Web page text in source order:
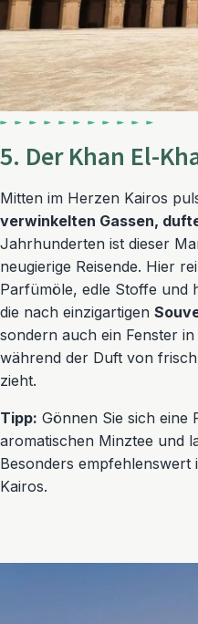
5. Der Khan El-
Mitten im Herzen Kairos
verwinkelten Gassen,
Jahrhunderten ist dieser
neugierige Reisende. Hier
Parfümöle, edle Stoffe und
die nach einzigartigen
sondern auch ein Fenster
während der Duft von
zieht.
Tipp: Gönnen Sie sich eine
aromatischen Minztee und
Besonders empfehlenswert
Kairos.